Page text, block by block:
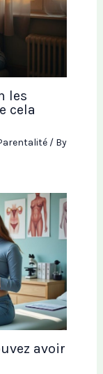
les
cela
/ By
avoir